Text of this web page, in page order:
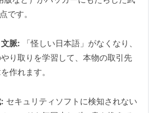
です。
脈: 「怪しい日本語」がなくなり、
り取りを学習して、本物の取引先
作れます。
セキュリティソフトに検知されない